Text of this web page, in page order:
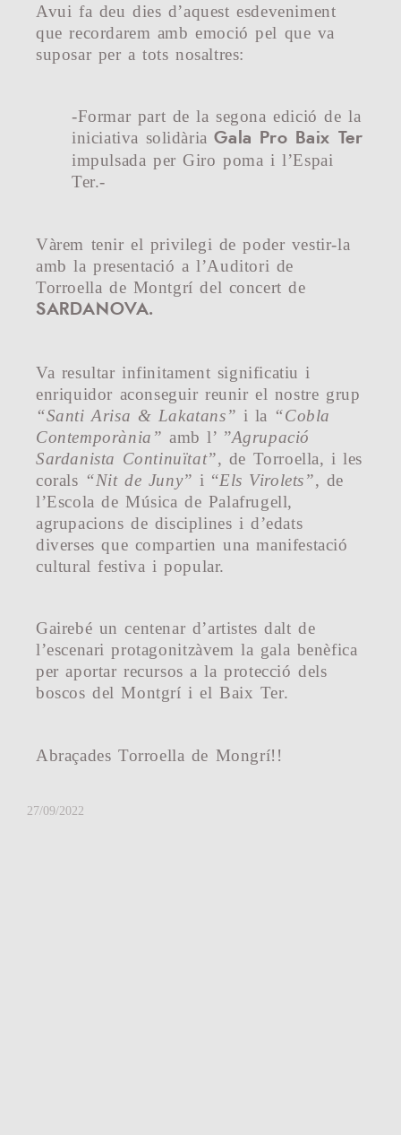
Avui fa deu dies d’aquest esdeveniment
que recordarem amb emoció pel que va
suposar per a tots nosaltres:
-Formar part de la segona edició de la
iniciativa solidàriaGala Pro Baix Ter
impulsada per Giro poma i l’Espai
Ter.-
Vàrem tenir el privilegi de poder vestir-la
amb la presentació a l’Auditori de
Torroella de Montgrí del concert de
SARDANOVA.
Va resultar infinitament significatiu i
enriquidor aconseguir reunir el nostre grup
“Santi Arisa & Lakatans” i la “Cobla
Contemporània” amb l’ ”Agrupació
Sardanista Continuïtat”, de Torroella, i les
corals “Nit de Juny” i “Els Virolets”, de
l’Escola de Música de Palafrugell,
agrupacions de disciplines i d’edats
diverses que compartien una manifestació
cultural festiva i popular.
Gairebé un centenar d’artistes dalt de
l’escenari protagonitzàvem la gala benèfica
per aportar recursos a la protecció dels
boscos del Montgrí i el Baix Ter.
Abraçades Torroella de Mongrí!!
27/09/2022